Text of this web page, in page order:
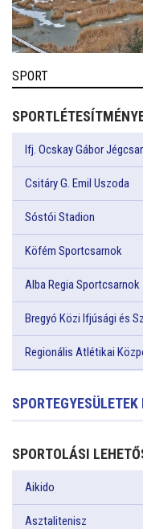
SPORT
Ifj. Ocskay Gábor
Csitáry G. Emil Uszoda
Sóstói Stadion
Köfém Sportcsarnok
Alba Regia Sportcsarnok
Bregyó Közi Ifjúsági és
Regionális Atlétikai
SPORTEGYESÜLETEK
SPORTOLÁSI
Aikido
Asztalitenisz